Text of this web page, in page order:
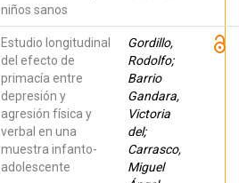
niños sanos
Estudio longitudinal
del efecto de
primacía entre
depresión y
agresión física y
verbal en una
muestra infanto-
adolescente
Gordillo,
Rodolfo;
Barrio
Gandara,
Victoria
del;
Carrasco,
Miguel